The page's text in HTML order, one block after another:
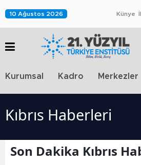
10 Ağustos 2026 Künye
Kurumsal Kadro Merkezler
Kıbrıs Haberleri
Son Dakika Kıbrıs